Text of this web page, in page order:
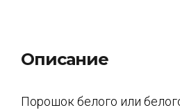
Описание
Порошок белого или